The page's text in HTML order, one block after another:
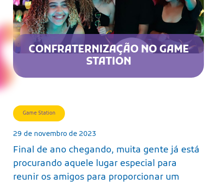
CONFRATERNIZAÇÃO NO GAME
STATION
Game Station
29 de novembro de 2023
Final de ano chegando, muita gente já está
procurando aquele lugar especial para
reunir os amigos para proporcionar um